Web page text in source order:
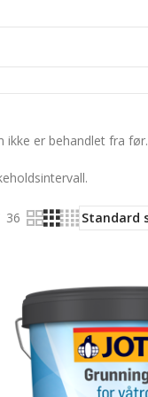
ikke er behandlet fra før.
36